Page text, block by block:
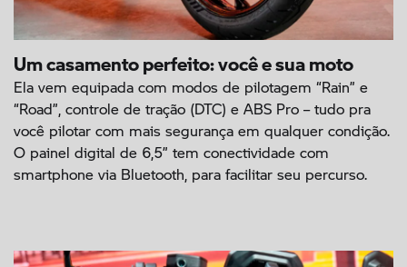
Um casamento perfeito: você e sua moto
Ela vem equipada com modos de pilotagem “Rain” e
“Road”, controle de tração (DTC) e ABS Pro – tudo pra
você pilotar com mais segurança em qualquer condição.
O painel digital de 6,5” tem conectividade com
smartphone via Bluetooth, para facilitar seu percurso.